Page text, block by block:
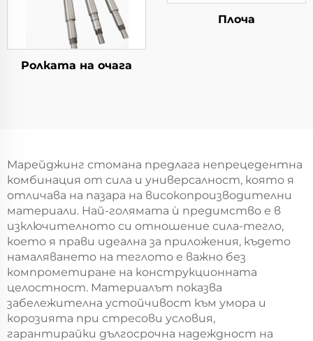
Ролката на очага
Плоча
Марейджинг стомана предлага непрецедентна
комбинация от сила и универсалност, която я
отличава на пазара на високопроизводителни
материали. Най-голямата ѝ предимство е в
изключителното си отношение сила-тегло,
което я прави идеална за приложения, където
намаляването на теглото е важно без
компрометиране на конструкционната
целостност. Материалът показва
забележителна устойчивост към умора и
корозията при стресови условия,
гарантирайки дългосрочна надеждност на